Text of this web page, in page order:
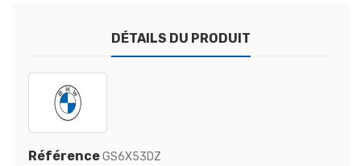
DÉTAILS DU PRODUIT
RéférenceGS6X53DZ